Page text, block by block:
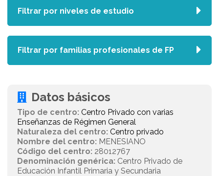
Datos básicos
Tipo de centro: Centro Privado con varias
Enseñanzas de Régimen General
Naturaleza del centro: Centro privado
Nombre del centro: MENESIANO
Código del centro: 28012767
Denominación genérica: Centro Privado de
Educación Infantil Primaria y Secundaria
Filtrar por niveles de estudio
Filtrar por familias profesionales de FP